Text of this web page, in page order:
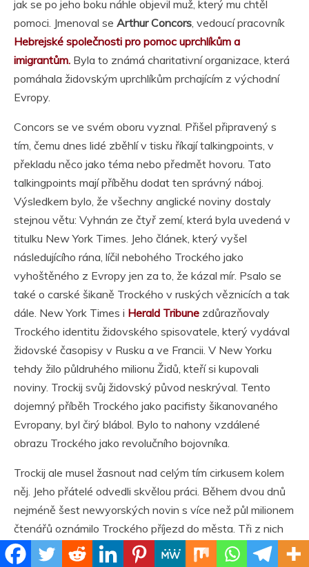
jak se po jeho boku náhle objevil muž, který mu chtěl
pomoci. Jmenoval se Arthur Concors, vedoucí pracovník
Hebrejské společnosti pro pomoc uprchlíkům a
imigrantům. Byla to známá charitativní organizace, která
pomáhala židovským uprchlíkům prchajícím z východní
Evropy.
Concors se ve svém oboru vyznal. Přišel připravený s
tím, čemu dnes lidé zběhlí v tisku říkají talkingpoints, v
překladu něco jako téma nebo předmět hovoru. Tato
talkingpoints mají příběhu dodat ten správný náboj.
Výsledkem bylo, že všechny anglické noviny dostaly
stejnou větu: Vyhnán ze čtyř zemí, která byla uvedená v
titulku New York Times. Jeho článek, který vyšel
následujícího rána, líčil nebohého Trockého jako
vyhoštěného z Evropy jen za to, že kázal mír. Psalo se
také o carské šikaně Trockého v ruských věznicích a tak
dále. New York Times i Herald Tribune zdůrazňovaly
Trockého identitu židovského spisovatele, který vydával
židovské časopisy v Rusku a ve Francii. V New Yorku
tehdy žilo půldruhého milionu Židů, kteří si kupovali
noviny. Trockij svůj židovský původ neskrýval. Tento
dojemný příběh Trockého jako pacifisty šikanovaného
Evropany, byl čirý blábol. Bylo to nahony vzdálené
obrazu Trockého jako revolučního bojovníka.
Trockij ale musel žasnout nad celým tím cirkusem kolem
něj. Jeho přátelé odvedli skvělou práci. Během dvou dnů
nejméně šest newyorských novin s více než půl milionem
čtenářů oznámilo Trockého příjezd do města. Tři z nich
daly zprávu na titulní stranu a dva z nich,
Forward aNew